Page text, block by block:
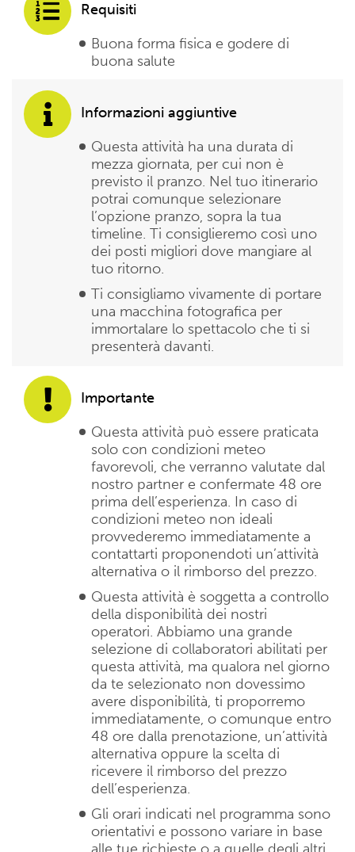
Requisiti
Buona forma fisica e godere di
buona salute
Informazioni aggiuntive
Questa attività ha una durata di
mezza giornata, per cui non è
previsto il pranzo. Nel tuo itinerario
potrai comunque selezionare
l’opzione pranzo, sopra la tua
timeline. Ti consiglieremo così uno
dei posti migliori dove mangiare al
tuo ritorno.
Ti consigliamo vivamente di portare
una macchina fotografica per
immortalare lo spettacolo che ti si
presenterà davanti.
Importante
Questa attività può essere praticata
solo con condizioni meteo
favorevoli, che verranno valutate dal
nostro partner e confermate 48 ore
prima dell’esperienza. In caso di
condizioni meteo non ideali
provvederemo immediatamente a
contattarti proponendoti un’attività
alternativa o il rimborso del prezzo.
Questa attività è soggetta a controllo
della disponibilità dei nostri
operatori. Abbiamo una grande
selezione di collaboratori abilitati per
questa attività, ma qualora nel giorno
da te selezionato non dovessimo
avere disponibilità, ti proporremo
immediatamente, o comunque entro
48 ore dalla prenotazione, un’attività
alternativa oppure la scelta di
ricevere il rimborso del prezzo
dell’esperienza.
Gli orari indicati nel programma sono
orientativi e possono variare in base